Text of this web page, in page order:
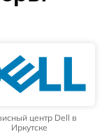
центр Dell в
Иркутске